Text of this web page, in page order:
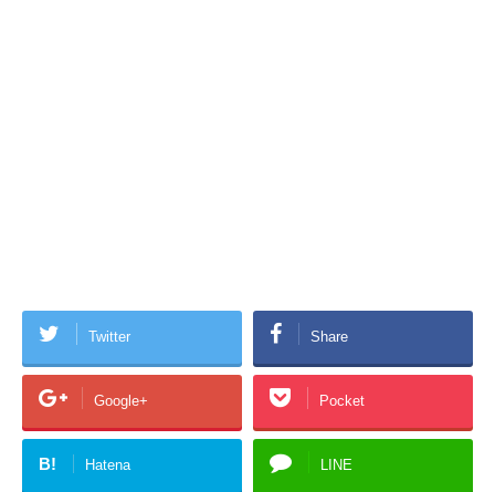
Twitter Share
Google+ Pocket
B! Hatena LINE